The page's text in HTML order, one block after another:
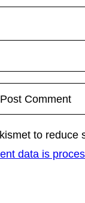
to reduce
data is